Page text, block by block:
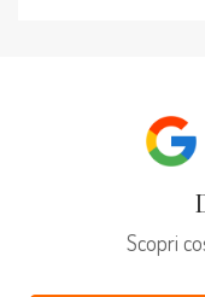
Scopri